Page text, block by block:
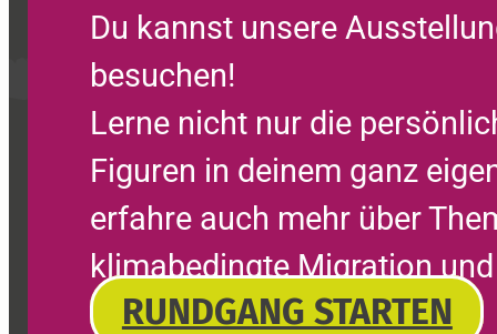
Du kannst unsere
besuchen!
Lerne nicht nur die
Figuren in deinem ganz
erfahre auch mehr über
klimabedingte Migration
RUNDGANG STARTEN